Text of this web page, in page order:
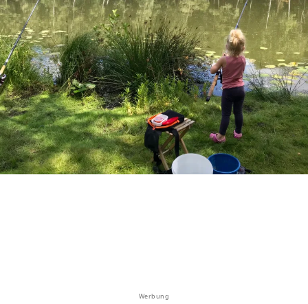
Werbung